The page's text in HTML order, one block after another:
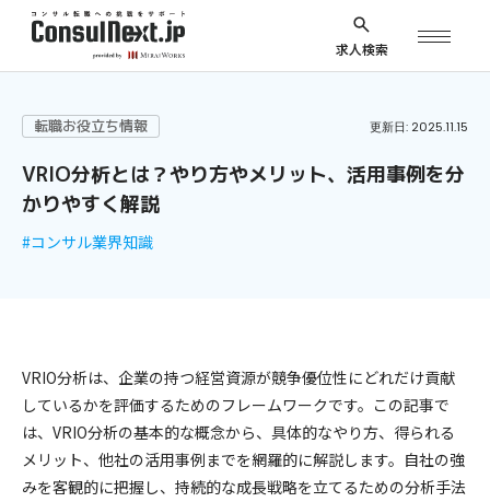
求人検索
転職お役立ち情報 更新日: 2025.11.15
VRIO分析とは？やり方やメリット、活用事例を分
かりやすく解説
#コンサル業界知識
VRIO分析は、企業の持つ経営資源が競争優位性にどれだけ貢献
しているかを評価するためのフレームワークです。この記事で
は、VRIO分析の基本的な概念から、具体的なやり方、得られる
メリット、他社の活用事例までを網羅的に解説します。自社の強
みを客観的に把握し、持続的な成長戦略を立てるための分析手法